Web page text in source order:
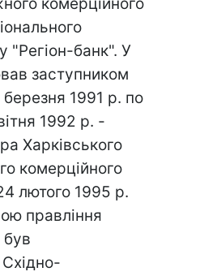
"Регіон-банк". У
заступником
березня 1991 р. по
1992 р. -
Харківського
комерційного
лютого 1995 р.
правління
був